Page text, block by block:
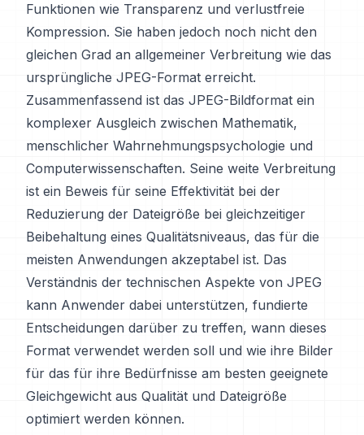
Funktionen wie Transparenz und verlustfreie
Kompression. Sie haben jedoch noch nicht den
gleichen Grad an allgemeiner Verbreitung wie das
ursprüngliche JPEG-Format erreicht.
Zusammenfassend ist das JPEG-Bildformat ein
komplexer Ausgleich zwischen Mathematik,
menschlicher Wahrnehmungspsychologie und
Computerwissenschaften. Seine weite Verbreitung
ist ein Beweis für seine Effektivität bei der
Reduzierung der Dateigröße bei gleichzeitiger
Beibehaltung eines Qualitätsniveaus, das für die
meisten Anwendungen akzeptabel ist. Das
Verständnis der technischen Aspekte von JPEG
kann Anwender dabei unterstützen, fundierte
Entscheidungen darüber zu treffen, wann dieses
Format verwendet werden soll und wie ihre Bilder
für das für ihre Bedürfnisse am besten geeignete
Gleichgewicht aus Qualität und Dateigröße
optimiert werden können.